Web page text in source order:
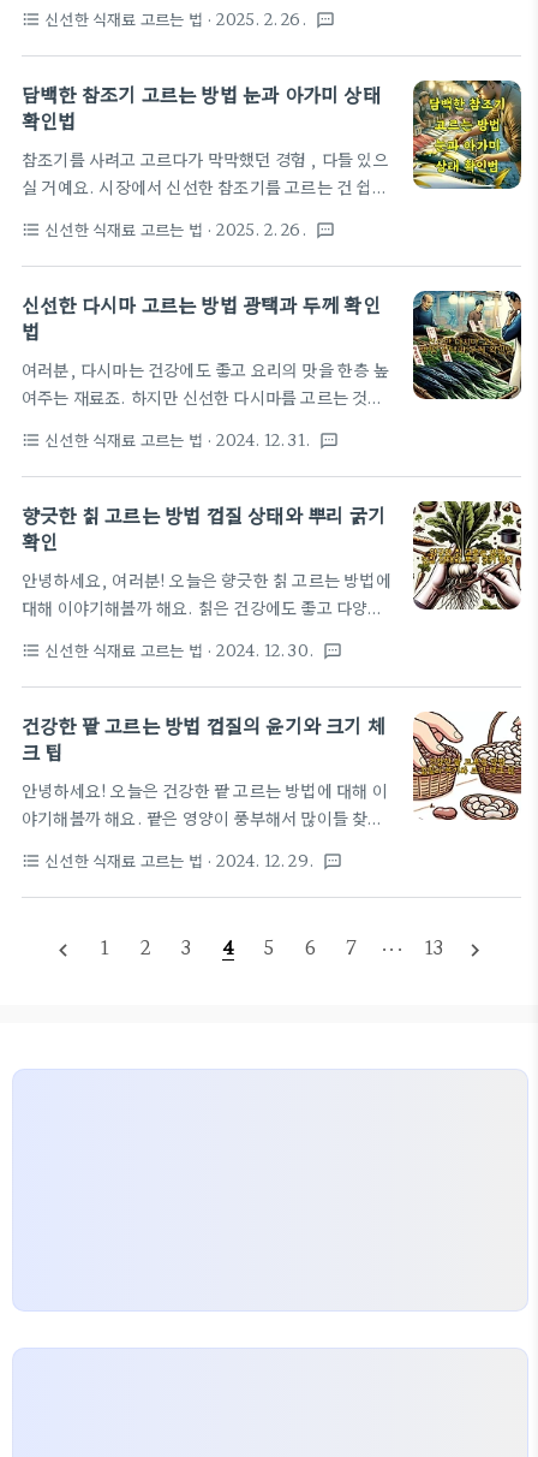
때 신선도는 정말 중요한 포인트 예요! 전문가들은 키
처럼 새조개를 고르는 비법 을 알려드릴 거예요. 시장
이나 마트에서 고를 때 꼭 알아야 할 팁들 , 놓치지 말
고 함께 알아봐요. 껍질 외관의 신선도 체크하기 새조
개를 고를 때 가장 먼저 확인해야 할 포인트는 바로 껍
는 첫 번째 신선도 판단 기준 이거든요! 껍질 상태를
꼼꼼히 살펴보면 새조개의 품질을 단번에 알아볼 수
있답니다.껍질 표면 관찰하기먼저, 껍질의 표면을 꼼
흔..
format_list_bulleted 신선한 식재료 고르는 법 · 2025. 2. 26. textsms
담백한 참조기 고르는 방법 눈과 아가미 상태
확인법
참조기를 사려고 고르다가 막막했던 경험 , 다들 있으
실 거예요. 시장에서 신선한 참조기를 고르는 건 쉽지
를 한눈에 알아볼 수 있는 비법 을 알려드릴 거예요.
눈과 아가미 상태를 꼼꼼히 체크하면 누구나 프로처럼
제철 참조기를 골라낼 수 있답니다 . 맛있는 요리를 위
한 참조기 고르기 , 지금 바로 함께 알아볼까요? 신선
먼저 확인해야 할 것은 바로 눈 이에요! 신선도를 판단
하는 결정적인 포인트 라고 할 수 있죠. 신선한 참조기
의 눈은 마치 투명한 유리알 같은 광채를 뿜어내요. 불
format_list_bulleted 신선한 식재료 고르는 법 · 2025. 2. 26. textsms
신선한 다시마 고르는 방법 광택과 두께 확인
법
여러분, 다시마는 건강에도 좋고 요리의 맛을 한층 높
여주는 재료죠. 하지만 신선한 다시마를 고르는 것은
고를 때 꼭 확인해야 할 광택과 두께에 대한 이야기를
나눠보려고 해요. 이 두 가지 요소가 신선도를 판단하
는 데 아주 중요하답니다. 여러분이 원하는 품질의 다
시마를 쉽게 구할 수 있도록 알아두면 유용할 팁들도
방법을 알아보러 가볼까요? 먼저 확인해야 할 광택의
중요성다시마를 고를 때, 가장 먼저 눈여겨봐야 할 것
이 바로 그 표면의 광택입니다. 다시마의 광택은 신선
촉촉한 모습을 띱니다. 반면, ..
format_list_bulleted 신선한 식재료 고르는 법 · 2024. 12. 31. textsms
향긋한 칡 고르는 방법 껍질 상태와 뿌리 굵기
확인
안녕하세요, 여러분! 오늘은 향긋한 칡 고르는 방법에
대해 이야기해볼까 해요. 칡은 건강에도 좋고 다양한
요. 그런데, 어떻게 해야 좋은 칡을 구별할 수 있을까
요? 껍질 상태와 뿌리 굵기를 확인하면 한결 쉽게 선택
할 수 있다는 사실, 아시나요? 오늘은 이 두 가지를 중
심으로 칡을 선정할 때 유의해야 할 포인트를 공유해
중요성껍질 상태는 칡의 품질을 판단하는 데 있어 매
우 중요한 요소입니다. 칡 껍질은 외부 환경에 직접 노
출되어 있기 때문에 그 상태는 칡의 신선도와 영양가
니다.껍질의 색깔과 질감먼저, 칡의 ..
format_list_bulleted 신선한 식재료 고르는 법 · 2024. 12. 30. textsms
건강한 팥 고르는 방법 껍질의 윤기와 크기 체
크 팁
안녕하세요! 오늘은 건강한 팥 고르는 방법에 대해 이
야기해볼까 해요. 팥은 영양이 풍부해서 많이들 찾으
껍질의 윤기와 크기에 따라 팥의 품질이 달라질 수 있
다는 사실, 알고 계셨나요? 또, 신선도 테스트와 팥 품
함께 팥 고르는 재미있는 팁을 배워볼까요? 껍질의 윤
외부와의 접촉으로 인해 수분과 영양 성분이 빠져나가
format_list_bulleted 신선한 식재료 고르는 법 · 2024. 12. 29. textsms
navigate_before 1 2 3 4 5 6 7 ··· 13 navigate_next